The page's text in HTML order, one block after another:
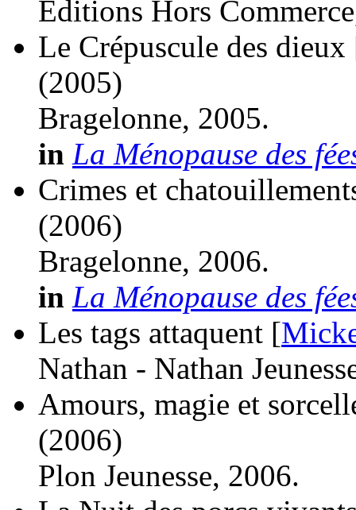
Editions Hors
Le Crépuscule des dieux
(2005)
Bragelonne, 2005.
in La Ménopause des
Crimes et
(2006)
Bragelonne, 2006.
in La Ménopause des
Les tags attaquent [
Nathan - Nathan
Amours, magie et
(2006)
Plon Jeunesse, 2006.